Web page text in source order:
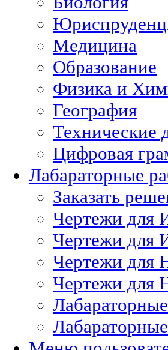
Медицина
Образование
Физика и
География
Технические
Цифровая
Лабараторные
Заказать
Чертежи
Чертежи для
Чертежи для
Чертежи для